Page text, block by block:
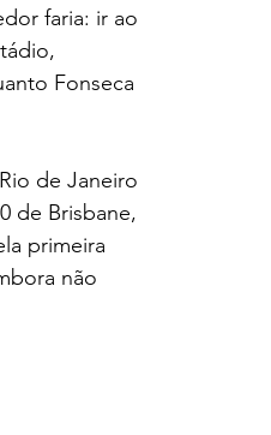
faria: ir ao
Fonseca
de Janeiro
de Brisbane,
primeira
não